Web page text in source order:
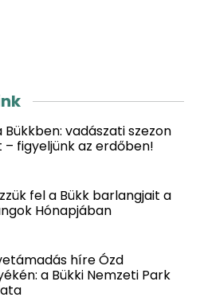
Bükkben: vadászati szezon
– figyeljünk az erdőben!
fel a Bükk barlangjait a
Hónapjában
híre Ózd
a Bükki Nemzeti Park